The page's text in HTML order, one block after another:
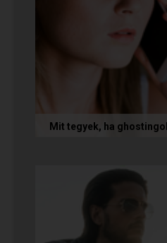
Mit tegyek, ha